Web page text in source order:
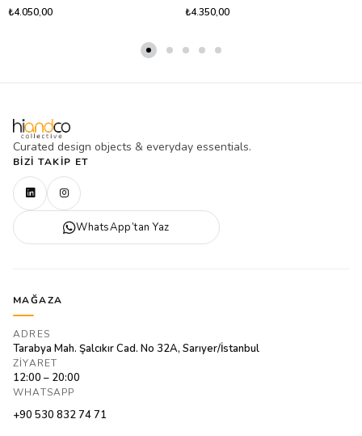
₺4.050,00
₺4.350,00
Curated design objects & everyday essentials.
BIZI TAKIP ET
WhatsApp’tan Yaz
MAĞAZA
ADRES
Tarabya Mah. Şalcıkır Cad. No 32A, Sarıyer/İstanbul
ZIYARET
12:00 – 20:00
WHATSAPP
+90 530 832 74 71